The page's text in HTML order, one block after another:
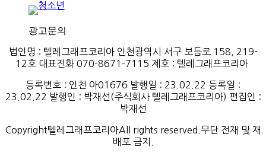
법인명 : 텔레그래프코리아 인천광역시 서구 보듬로 158, 219-
12호 대표전화 070-8671-7115 제호 : 텔레그래프코리아
등록번호 : 인천 아01676 발행일 : 23.02.22 등록일 :
23.02.22 발행인 : 박재선(주식회사텔레그래프코리아) 편집인 :
박재선
Copyright텔레그래프코리아All rights reserved.무단 전재 및 재
배포 금지.